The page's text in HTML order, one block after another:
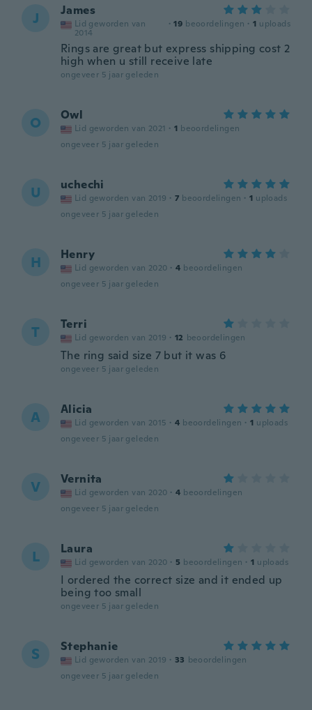
J James
Lid geworden van
2014
· 19 beoordelingen · 1 uploads
Rings are great but express shipping cost 2
high when u still receive late
ongeveer 5 jaar geleden
O Owl
Lid geworden van 2021 · 1 beoordelingen
ongeveer 5 jaar geleden
U uchechi
Lid geworden van 2019 · 7 beoordelingen · 1 uploads
ongeveer 5 jaar geleden
H Henry
Lid geworden van 2020 · 4 beoordelingen
ongeveer 5 jaar geleden
T Terri
Lid geworden van 2019 · 12 beoordelingen
The ring said size 7 but it was 6
ongeveer 5 jaar geleden
A Alicia
Lid geworden van 2015 · 4 beoordelingen · 1 uploads
ongeveer 5 jaar geleden
V Vernita
Lid geworden van 2020 · 4 beoordelingen
ongeveer 5 jaar geleden
L Laura
Lid geworden van 2020 · 5 beoordelingen · 1 uploads
I ordered the correct size and it ended up
being too small
ongeveer 5 jaar geleden
S Stephanie
Lid geworden van 2019 · 33 beoordelingen
ongeveer 5 jaar geleden